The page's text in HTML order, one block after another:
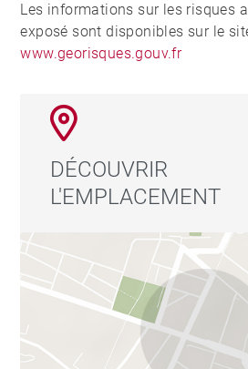
Les informations sur les risques
exposé sont disponibles sur le
www.georisques.gouv.fr
DÉCOUVRIR
L'EMPLACEMENT